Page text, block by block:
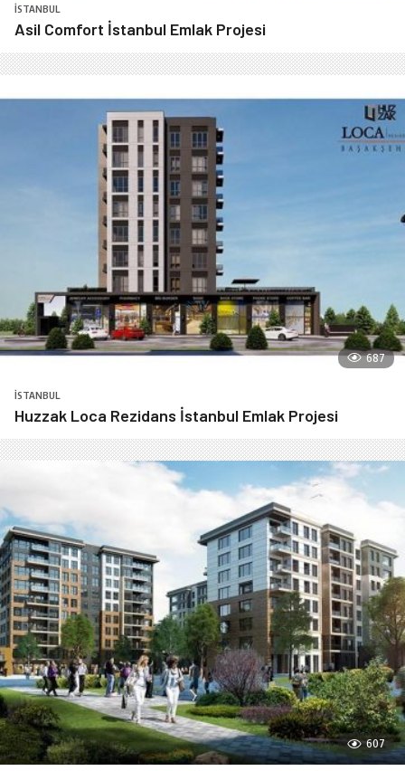
İSTANBUL
Asil Comfort İstanbul Emlak Projesi
687
İSTANBUL
Huzzak Loca Rezidans İstanbul Emlak Projesi
607